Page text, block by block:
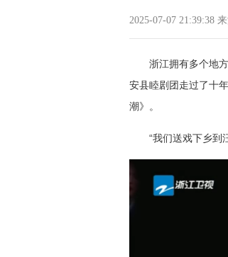
2025-07-07 21:39:38
浙江拥有多个地
安县睦剧团走过了十
潮》。
“我们送戏下乡到